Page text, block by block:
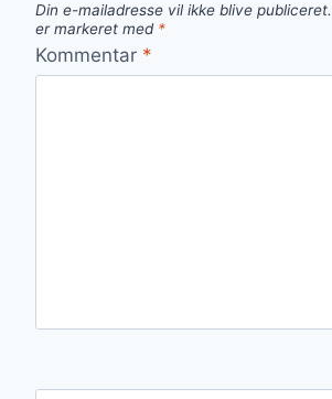
Din e-mailadresse vil ikke blive publiceret.
er markeret med *
Kommentar *